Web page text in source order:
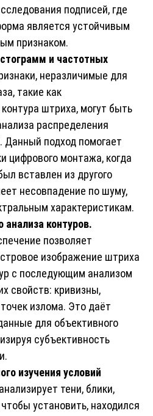
подписей, где
является устойчивым
признаком.
и частотных
неразличимые для
такие как
штриха, могут быть
распределения
Данный подход помогает
цифрового монтажа, когда
вставлен из другого
несовпадение по шуму,
характеристикам.
анализа контуров.
позволяет
изображение штриха
с последующим анализом
свойств: кривизны,
излома. Это даёт
для объективного
субъективность
изучения условий
тени, блики,
чтобы установить, находился